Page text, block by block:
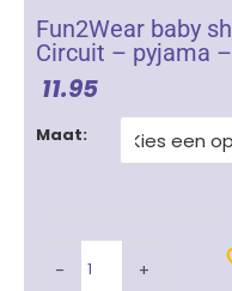
Fun2Wear baby
Circuit – pyjama
11.95
Maat:
-
Fun2Wear
+